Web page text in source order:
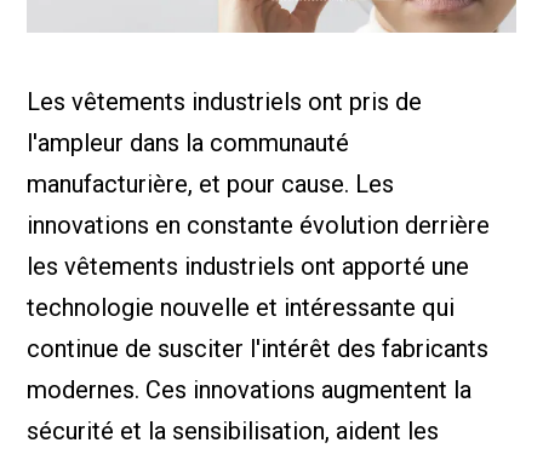
de
Nous
Les vêtements industriels ont pris de
l'ampleur dans la communauté
manufacturière, et pour cause. Les
innovations en constante évolution derrière
les vêtements industriels ont apporté une
technologie nouvelle et intéressante qui
continue de susciter l'intérêt des fabricants
modernes. Ces innovations augmentent la
sécurité et la sensibilisation, aident les